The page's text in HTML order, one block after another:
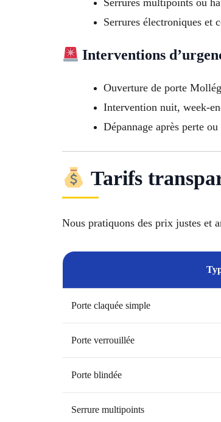
Serrures multipoints ou
Serrures électroniques et
Interventions
Ouverture de porte
Intervention nuit, week-
Dépannage après perte
Tarifs
Nous pratiquons des prix justes et
Porte claquée simple
Porte verrouillée
Porte blindée
Serrure multipoints